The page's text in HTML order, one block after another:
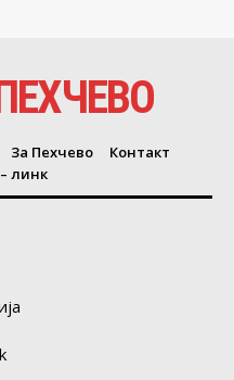
За Пехчево
Контакт
линк